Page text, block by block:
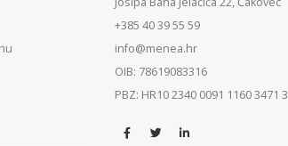
+385 40 39 55 59
info@menea.hr
OIB: 78619083316
PBZ: HR10 2340 0091 1160 3471 3